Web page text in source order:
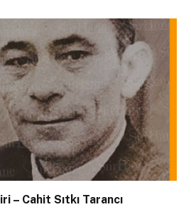
– Cahit Sıtkı Tarancı